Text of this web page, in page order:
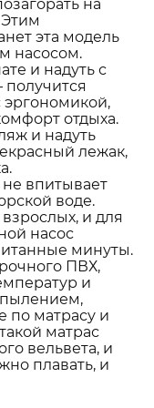
на
эта модель
насосом.
и надуть с
эргономикой,
отдыха.
и надуть
лежак,
впитывает
воде.
и для
насос
минуты.
ПВХ,
и
матрасу и
матрас
вельвета, и
плавать, и